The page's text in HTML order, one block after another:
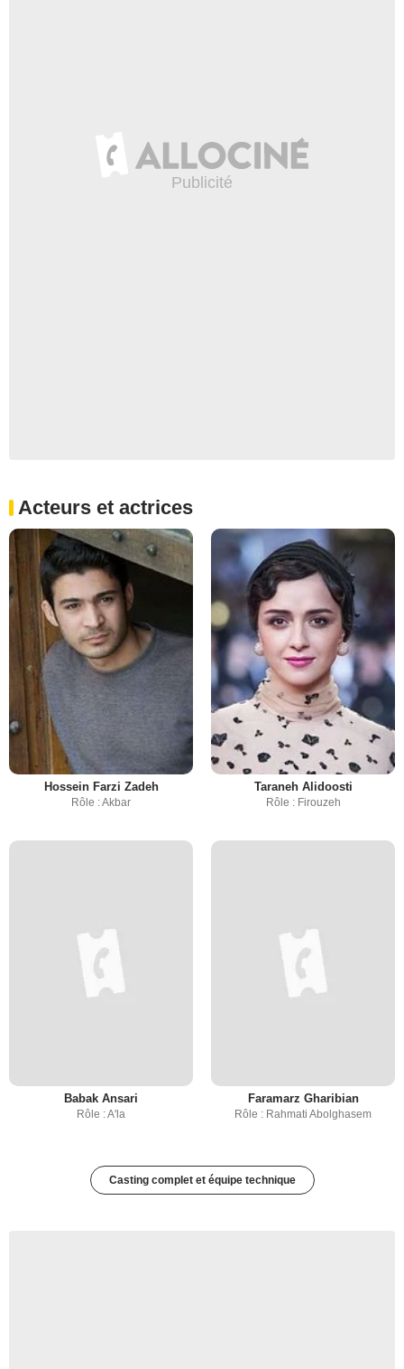
Acteurs et actrices
Hossein Farzi Zadeh
Rôle : Akbar
Taraneh Alidoosti
Rôle : Firouzeh
Babak Ansari
Rôle : A'la
Faramarz Gharibian
Rôle : Rahmati Abolghasem
Casting complet et équipe technique